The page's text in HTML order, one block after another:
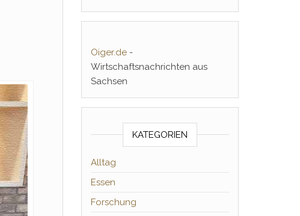
Oiger.de-
Wirtschaftsnachrichten aus
Sachsen
KATEGORIEN
Alltag
Essen
Forschung